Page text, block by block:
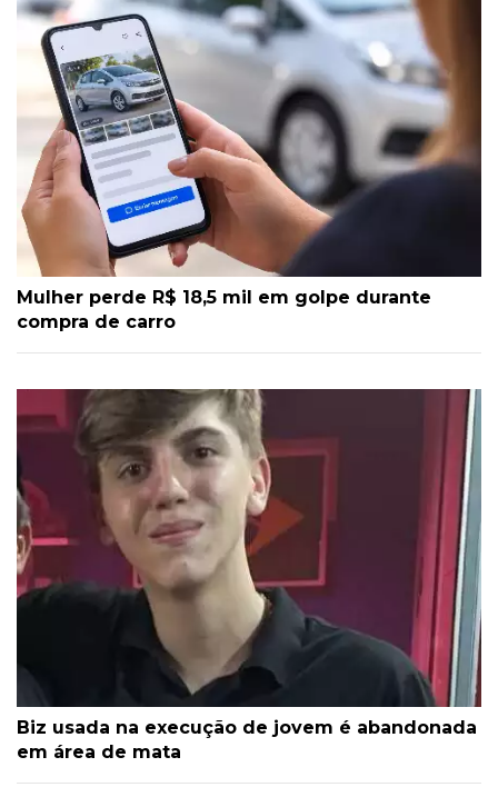
Mulher perde R$ 18,5 mil em golpe durante
compra de carro
Biz usada na execução de jovem é abandonada
em área de mata